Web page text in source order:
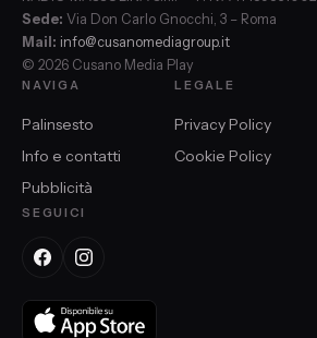
Sede: Via Don Carlo Gnocchi, 3 – Roma
Mail: info@cusanomediagroup.it
© 2026 Cusano Media Play
NAVIGA
Palinsesto
Info e contatti
Pubblicità
LEGALE
Privacy Policy
Cookie Policy
SEGUICI